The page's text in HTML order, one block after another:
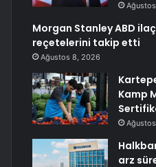
Morgan Stanley ABD
reçetelerini takip etti
Ağustos 8, 2026
Kamp
arz